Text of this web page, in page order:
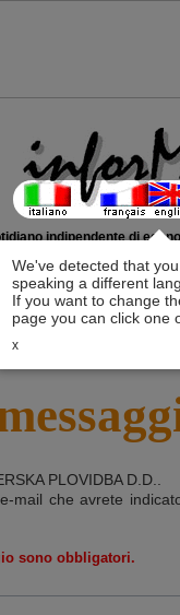
We've detected that
speaking a different
If you want to change
page you can click one
x
indipendente di
PLOVIDBA D.D.
mail che avrete
sono obbligatori.